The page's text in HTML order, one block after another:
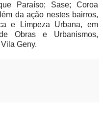
Paraíso; Sase; Coroa
da ação nestes bairros,
e Limpeza Urbana, em
Obras e Urbanismos,
Geny.